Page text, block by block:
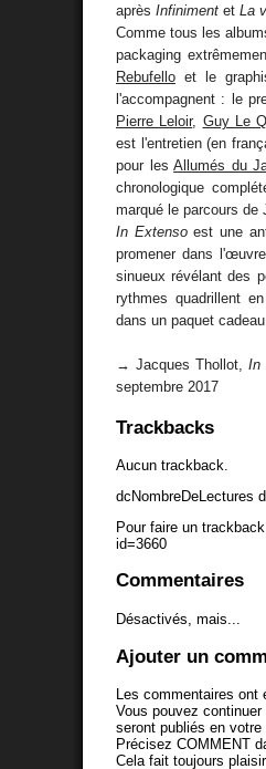
après Infiniment et La
Comme tous les
packaging
Rebufello et le
l'accompagnent : le
Pierre Leloir, Guy Le
est l'entretien (en
pour lesAllumés du
chronologique
marqué le parcours de
In Extensoest une
promener dans
sinueux révélant des
rythmes quadrillent
dans un paquet
→ Jacques Thollot, In
septembre 2017
Trackbacks
Aucun trackback.
dcNombreDeLectures
Pour faire un
id=3660
Commentaires
Désactivés, mais...
Ajouter un
Les commentaires ont
Vous pouvez continuer
seront publiés en votre
Précisez COMMENT
Cela fait toujours